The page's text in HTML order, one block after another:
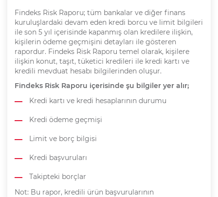
Findeks Risk Raporu; tüm bankalar ve diğer finans
kuruluşlardaki devam eden kredi borcu ve limit bilgileri
ile son 5 yıl içerisinde kapanmış olan kredilere ilişkin,
kişilerin ödeme geçmişini detayları ile gösteren
rapordur. Findeks Risk Raporu temel olarak, kişilere
ilişkin konut, taşıt, tüketici kredileri ile kredi kartı ve
kredili mevduat hesabı bilgilerinden oluşur.
Findeks Risk Raporu içerisinde şu bilgiler yer alır;
Kredi kartı ve kredi hesaplarının durumu
Kredi ödeme geçmişi
Limit ve borç bilgisi
Kredi başvuruları
Takipteki borçlar
Not: Bu rapor, kredili ürün başvurularının